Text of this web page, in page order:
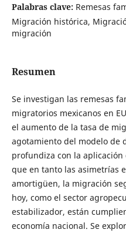
Palabras clave: Remesas
Migración histórica,
migración
Resumen
Se investigan las remesas
migratorios mexicanos en
el aumento de la tasa de
agotamiento del modelo de
profundiza con la
que en tanto las asimetrías
amortigüen, la migración
hoy, como el sector
estabilizador, están
economía nacional. Se